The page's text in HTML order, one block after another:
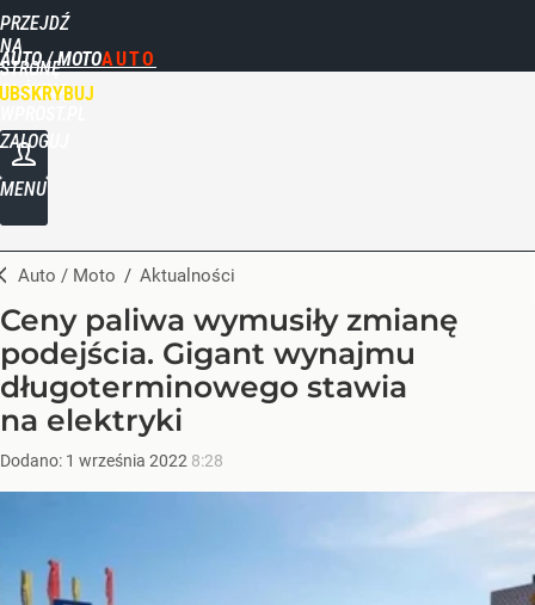
PRZEJDŹ
NA
STRONĘ
GŁÓWNĄ
AUTO / MOTO
ZALOGUJ
MENU
Auto / Moto / Aktualności
Ceny paliwa wymusiły zmianę
podejścia. Gigant wynajmu
długoterminowego stawia
na elektryki
Dodano: 1 września 2022 8:28